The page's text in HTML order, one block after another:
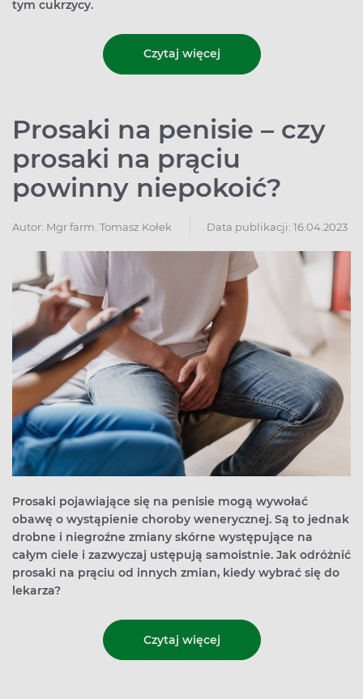
tym cukrzycy.
Czytaj więcej
Prosaki na penisie – czy
prosaki na prąciu
powinny niepokoić?
Autor: Mgr farm. Tomasz Kołek Data publikacji: 16.04.2023
Prosaki pojawiające się na penisie mogą wywołać
obawę o wystąpienie choroby wenerycznej. Są to jednak
drobne i niegroźne zmiany skórne występujące na
całym ciele i zazwyczaj ustępują samoistnie. Jak odróżnić
prosaki na prąciu od innych zmian, kiedy wybrać się do
lekarza?
Czytaj więcej